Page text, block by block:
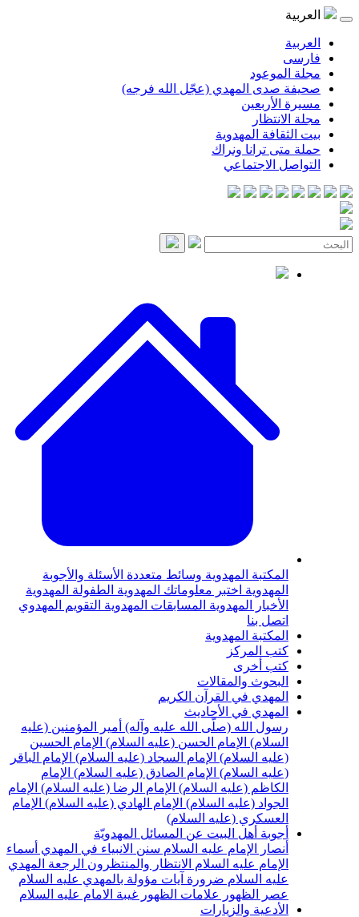
المهدي (عجّل الله فرجه)
المهدوية
ترانا ونراك
الاجتماعي
المهدويةوسائط متعددةالأسئلة والأجوبة
اختبر معلوماتك المهدويةالطفولة المهدوية
المهدويةالمسابقات المهدويةالتقويم المهدوي
المهدوية
والمقالات
في القرآن الكريم
في الأحاديث
الله (صلّى الله عليه وآله) أمير المؤمنين (عليه
الإمام الحسن (عليه السلام) الإمام الحسين
الإمام السجاد (عليه السلام) الإمام الباقر
الإمام الصادق (عليه السلام) الإمام
(عليه السلام) الإمام الرضا (عليه السلام) الإمام
(عليه السلام) الإمام الهادي (عليه السلام) الإمام
(عليه السلام)
أهل البيت عن المسائل المهدويّة
الإمام عليه السلامسنن الانبياء في المهديأسماء
عليه السلامالانتظار والمنتظرونالرجعةالمهدي
السلام ضرورة آيات مؤولة بالمهدي عليه السلام
علامات الظهورغيبة الامام عليه السلام
والزيارات